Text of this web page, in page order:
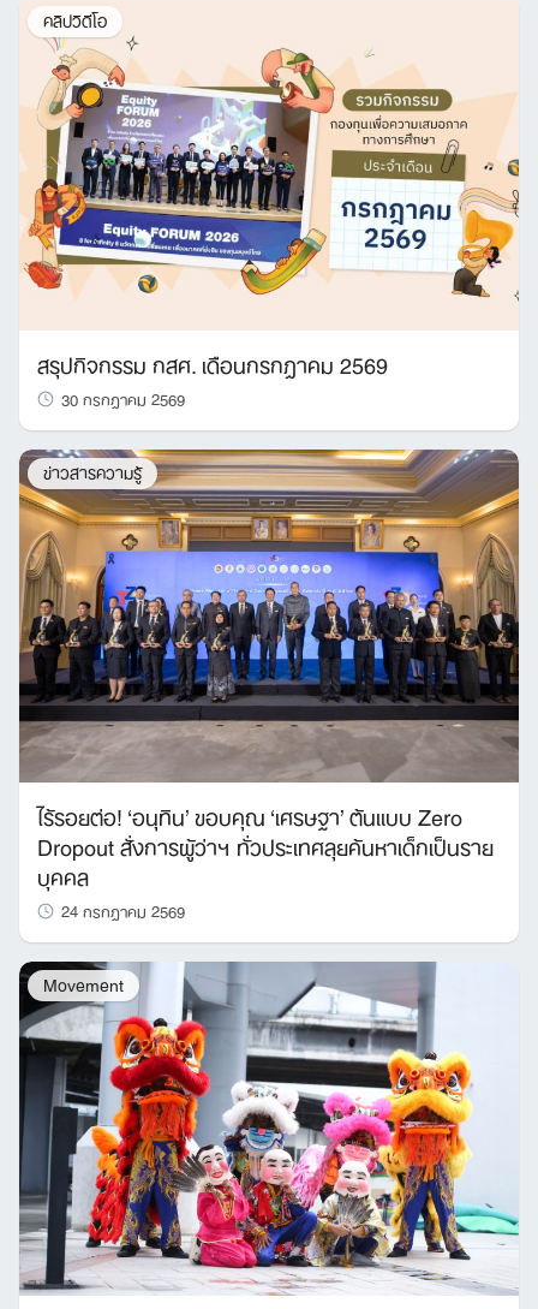
คลิปวิดีโอ
สรุปกิจกรรม กสศ. เดือนกรกฎาคม 2569
30 กรกฎาคม 2569
ข่าวสารความรู้
ไร้รอยต่อ! ‘อนุทิน’ ขอบคุณ ‘เศรษฐา’ ต้นแบบ Zero
Dropout สั่งการผู้ว่าฯ ทั่วประเทศลุยค้นหาเด็กเป็นราย
บุคคล
24 กรกฎาคม 2569
Movement